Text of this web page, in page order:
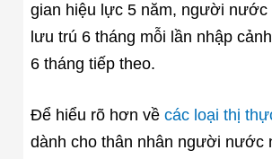
gian hiệu lực 5 năm, người
lưu trú 6 tháng mỗi lần nhập
6 tháng tiếp theo.
Để hiểu rõ hơn về các loại thị
dành cho thân nhân người nước